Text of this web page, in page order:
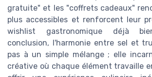
gratuite" et les "coffrets cadeaux"
plus accessibles et renforcent leur
wishlist gastronomique déjà
conclusion, l'harmonie entre sel et
pas à un simple mélange ; elle
créative où chaque élément travaille